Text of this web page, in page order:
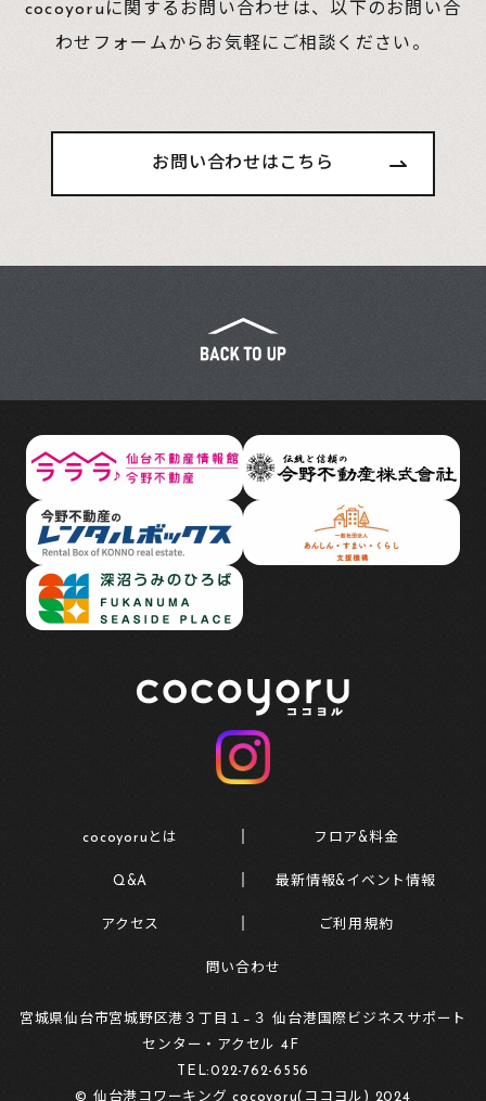
cocoyoruに関するお問い合わせは、 以下のお問い合
わせフォームからお気軽にご相談ください。
お問い合わせはこちら
cocoyoruとは フロア&料金
Q&A 最新情報&イベント情報
アクセス ご利用規約
問い合わせ
宮城県仙台市宮城野区港３丁目１−３ 仙台港国際ビジネスサポート
センター・アクセル 4F
TEL:022-762-6556
© 仙台港コワーキング cocoyoru(ココヨル) 2024